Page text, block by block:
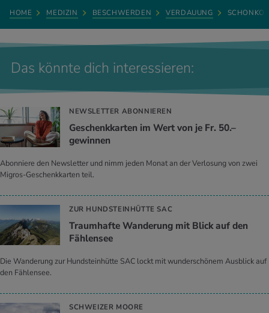
HOME MEDIZIN BESCHWERDEN VERDAUUNG
Das könnte dich interessieren:
NEWSLETTER ABONNIEREN
Geschenkkarten im Wert von je Fr. 50.–
gewinnen
Abonniere den Newsletter und nimm jeden Monat an der Verlosung von zwei
Migros-Geschenkkarten teil.
ZUR HUNDSTEINHÜTTE SAC
Traumhafte Wanderung mit Blick auf den
Fählensee
Die Wanderung zur Hundsteinhütte SAC lockt mit wunderschönem Ausblick auf
den Fählensee.
SCHWEIZER MOORE